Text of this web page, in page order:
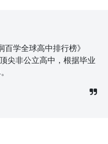
学全球高中排行榜》
尖非公立高中，根据毕业